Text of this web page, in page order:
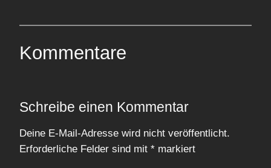
Kommentare
Schreibe einen Kommentar
Deine E-Mail-Adresse wird nicht veröffentlicht.
Erforderliche Felder sind mit * markiert